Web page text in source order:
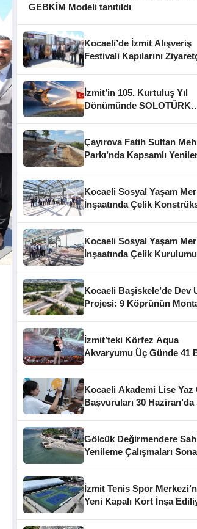
GEBKİM Modeli tanıtıldı
Kocaeli’de İzmit Alışveriş
Festivali Kapılarını
İzmit’in 105. Kurtuluş Yıl
Dönümünde SOLOTÜRK
Çayırova Fatih Sultan
Parkı’nda Kapsamlı
Kocaeli Sosyal Yaşam
İnşaatında Çelik
Kocaeli Sosyal Yaşam
İnşaatında Çelik Kurulumu
Kocaeli Başiskele’de Dev
Projesi: 9 Köprünün
İzmit’teki Körfez Aqua
Akvaryumu Üç Günde 41
Kocaeli Akademi Lise Yaz
Başvuruları 30 Haziran’da
Gölcük Değirmendere
Yenileme Çalışmaları Sona
İzmit Tenis Spor
Yeni Kapalı Kort İnşa